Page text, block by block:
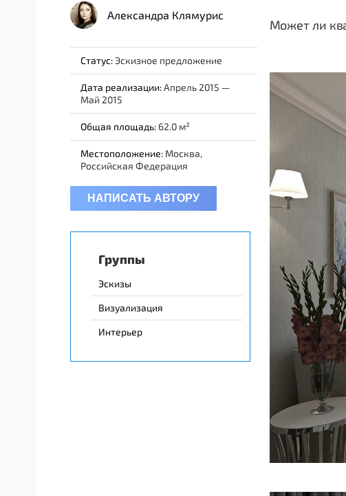
Александра Клямурис
Статус:Эскизное предложение
Дата реализации:Апрель 2015 —
Май 2015
Общая площадь: 62.0
Местоположение: Москва,
Российская Федерация
НАПИСАТЬ АВТОРУ
Группы
Эскизы
Визуализация
Интерьер
Может ли